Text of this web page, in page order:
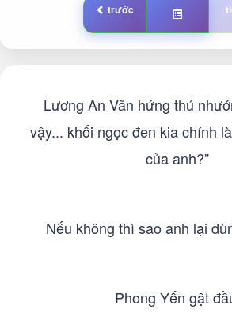
trước
Lương An Vãn hứng thú
vậy... khối ngọc đen kia chính
của anh?”
Nếu không thì sao anh lại
Phong Yến gật